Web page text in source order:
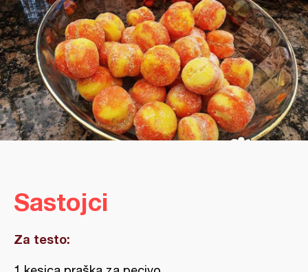
Sastojci
Za testo: